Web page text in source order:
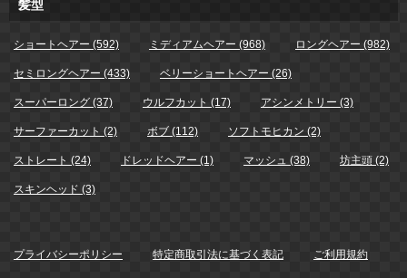
髪型
ショートヘアー (592) ミディアムヘアー (968) ロングヘアー (982)
セミロングヘアー (433) ベリーショートヘアー (26)
スーパーロング (37) ウルフカット (17) アシンメトリー (3)
サーファーカット (2) ボブ (112) ソフトモヒカン (2)
ストレート (24) ドレッドヘアー (1) マッシュ (38) 坊主頭 (2)
スキンヘッド (3)
プライバシーポリシー 特定商取引法に基づく表記 ご利用規約